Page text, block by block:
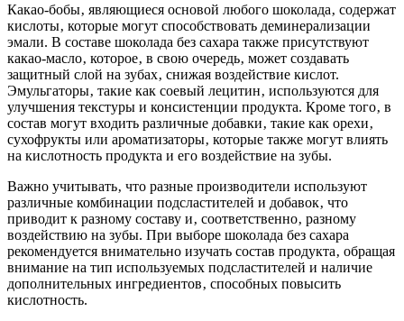
Какао-бобы‚ являющиеся основой любого шоколада‚ содержат
кислоты‚ которые могут способствовать деминерализации
эмали. В составе шоколада без сахара также присутствуют
какао-масло‚ которое‚ в свою очередь‚ может создавать
защитный слой на зубах‚ снижая воздействие кислот.
Эмульгаторы‚ такие как соевый лецитин‚ используются для
улучшения текстуры и консистенции продукта. Кроме того‚ в
состав могут входить различные добавки‚ такие как орехи‚
сухофрукты или ароматизаторы‚ которые также могут влиять
на кислотность продукта и его воздействие на зубы.
Важно учитывать‚ что разные производители используют
различные комбинации подсластителей и добавок‚ что
приводит к разному составу и‚ соответственно‚ разному
воздействию на зубы. При выборе шоколада без сахара
рекомендуется внимательно изучать состав продукта‚ обращая
внимание на тип используемых подсластителей и наличие
дополнительных ингредиентов‚ способных повысить
кислотность.